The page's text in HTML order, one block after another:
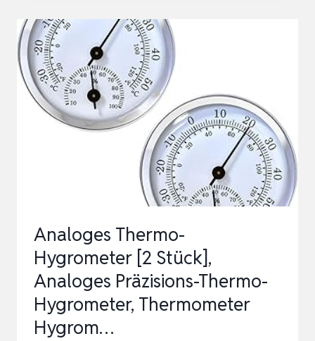
THERMO-
HYGROMETER,
45.2045.02,
FÜR
INNEN
UND
AUSSEN, M
ARBIGEN K
Analoges Thermo-
Hygrometer [2 Stück],
Analoges Präzisions-Thermo-
Hygrometer, Thermometer
Hygrom…